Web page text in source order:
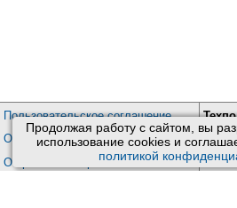
Продолжая работу с сайтом, вы
использование сookies и
политикой
зачастую
характер,
когда она
Пользовательское соглашение
Обработка персональных данных
О проекте Киберис